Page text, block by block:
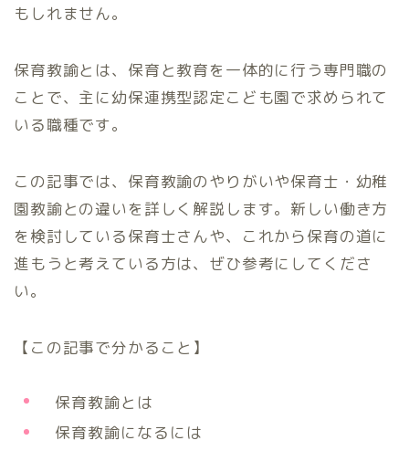
もしれません。
保育教諭とは、保育と教育を一体的に行う専門職の
ことで、主に幼保連携型認定こども園で求められて
いる職種です。
この記事では、保育教諭のやりがいや保育士・幼稚
園教諭との違いを詳しく解説します。新しい働き方
を検討している保育士さんや、これから保育の道に
進もうと考えている方は、ぜひ参考にしてくださ
い。
【この記事で分かること】
保育教諭とは
保育教諭になるには